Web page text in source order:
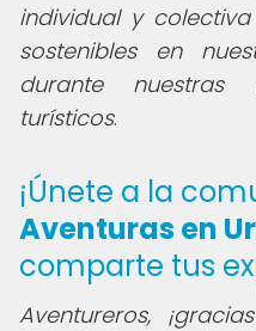
individual y
sostenibles en
durante nuestras
turísticos.
¡Únete a la
Aventuras en
comparte tus
Aventureros,